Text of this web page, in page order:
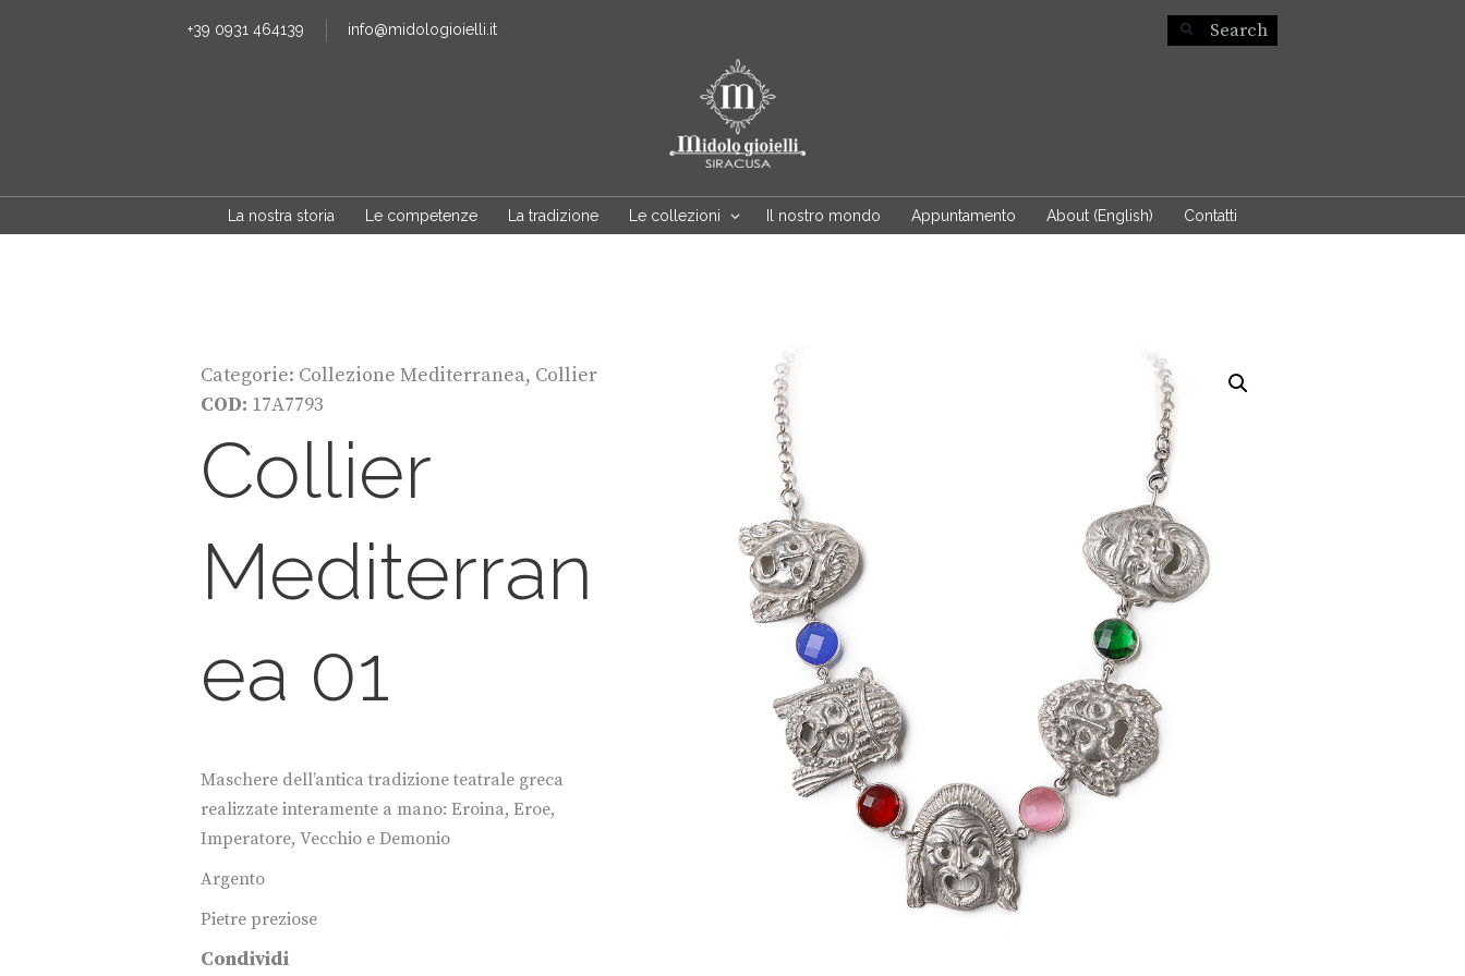
+39 0931 464139 info@midologioielli.it
La nostra storia Le competenze La tradizione Le collezioni Il nostro mondo Appuntamento About (English) Contatti
Categorie: Collezione Mediterranea, Collier
COD: 17A7793
Collier
Mediterran
ea 01
Maschere dell’antica tradizione teatrale greca
realizzate interamente a mano: Eroina, Eroe,
Imperatore, Vecchio e Demonio
Argento
Pietre preziose
Condividi